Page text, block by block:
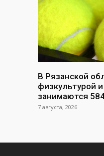
В Рязанской
физкультурой
занимаются
7 августа, 2026